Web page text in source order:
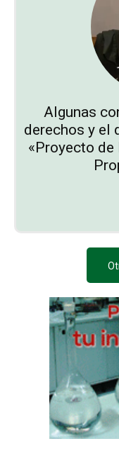
Algunas
derechos y el
«Proyecto